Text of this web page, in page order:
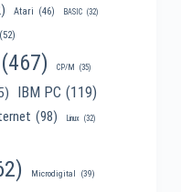
Atari (46) BASIC (32)
(52)
(467) CP/M (35)
IBM PC (119)
(98) Linux (32)
Microdigital (39)